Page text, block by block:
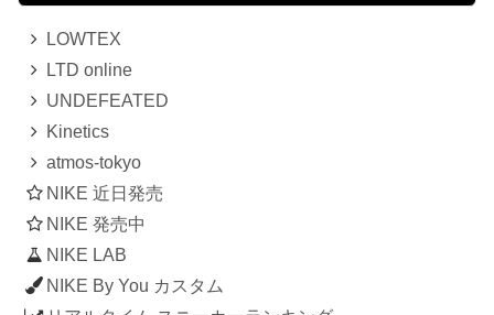
LOWTEX
LTD online
UNDEFEATED
Kinetics
atmos-tokyo
NIKE 近日発売
NIKE 発売中
NIKE LAB
NIKE By You カスタム